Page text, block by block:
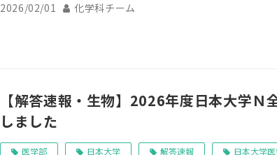
2026/02/01 化学科チーム
【解答速報・生物】2026年度日本大学
しました
医学部 日本大学 解答速報 日本大学